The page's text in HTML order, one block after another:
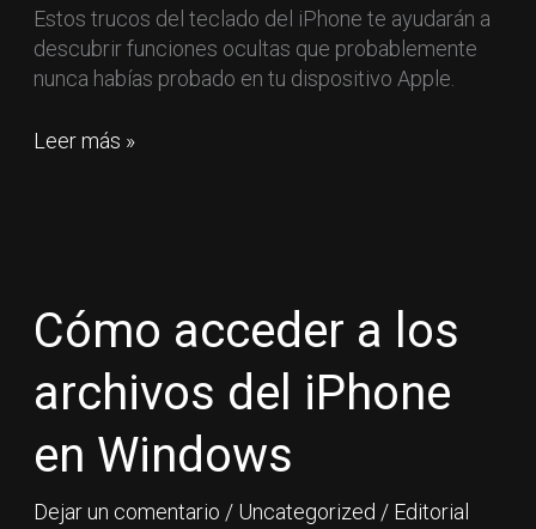
Estos trucos del teclado del iPhone te ayudarán a
descubrir funciones ocultas que probablemente
nunca habías probado en tu dispositivo Apple.
Leer más »
Cómo acceder a los
archivos del iPhone
en Windows
Dejar un comentario / Uncategorized / Editorial
a
los
archivos
del
en